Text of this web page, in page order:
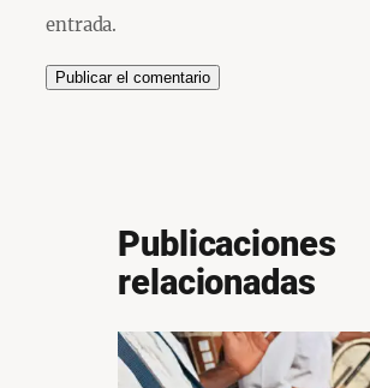
entrada.
Publicaciones
relacionadas